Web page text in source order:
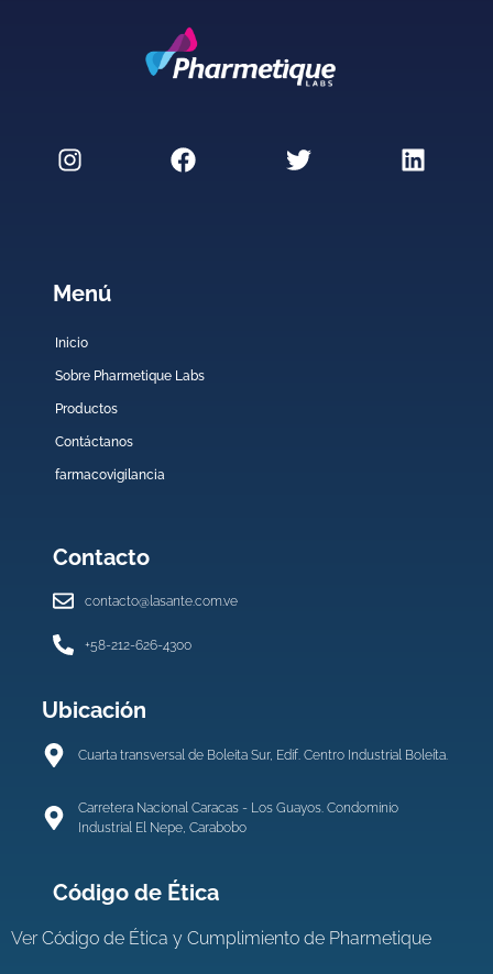
Menú
Inicio
Sobre Pharmetique Labs
Productos
Contáctanos
farmacovigilancia
Contacto
contacto@lasante.com.ve
+58-212-626-4300
Ubicación
Cuarta transversal de Boleita Sur, Edif. Centro Industrial Boleíta.
Carretera Nacional Caracas - Los Guayos. Condominio
Industrial El Nepe, Carabobo
Código de Ética
VerCódigo de Ética y Cumplimiento de Pharmetique